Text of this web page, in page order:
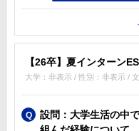
【26卒】夏インターン
大学：非表示 / 性別：非表示 /
設問：大学生活の中